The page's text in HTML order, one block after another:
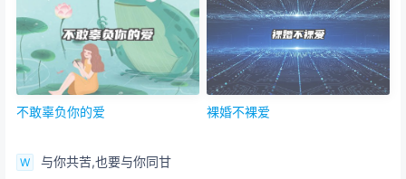
不敢辜负你的爱 裸婚不裸爱
与你共苦,也要与你同甘